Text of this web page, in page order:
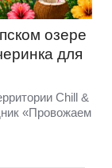
озере
для
Chill &
«Провожаем